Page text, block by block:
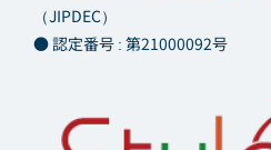
（JIPDEC）
● 認定番号 : 第21000092号